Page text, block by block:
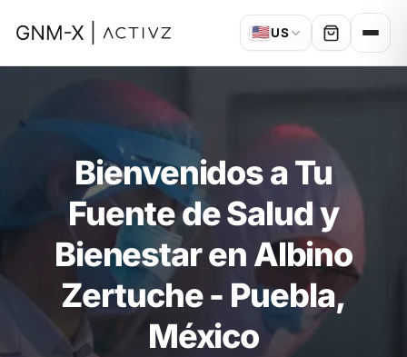
🇺🇸US
Bienvenidos a Tu
Fuente de Salud y
Bienestar en Albino
Zertuche - Puebla,
México